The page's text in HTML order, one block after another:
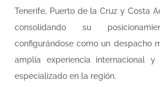
Tenerife, Puerto de la Cruz y Costa
consolidando su
configurándose como un despacho
amplia experiencia internacional
especializado en la región.